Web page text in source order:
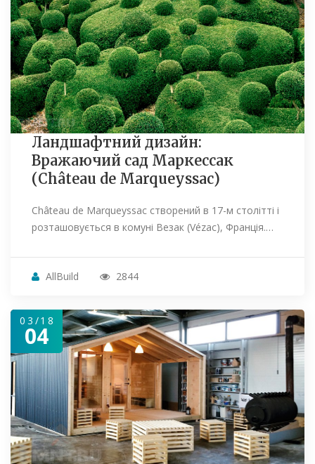
Ландшафтний дизайн:
Вражаючий сад Маркессак
(Château de Marqueyssac)
Château de Marqueyssac створений в 17-м столітті і
розташовується в комуні Везак (Vézac), Франція.…
AllBuild 2844
03/18
04